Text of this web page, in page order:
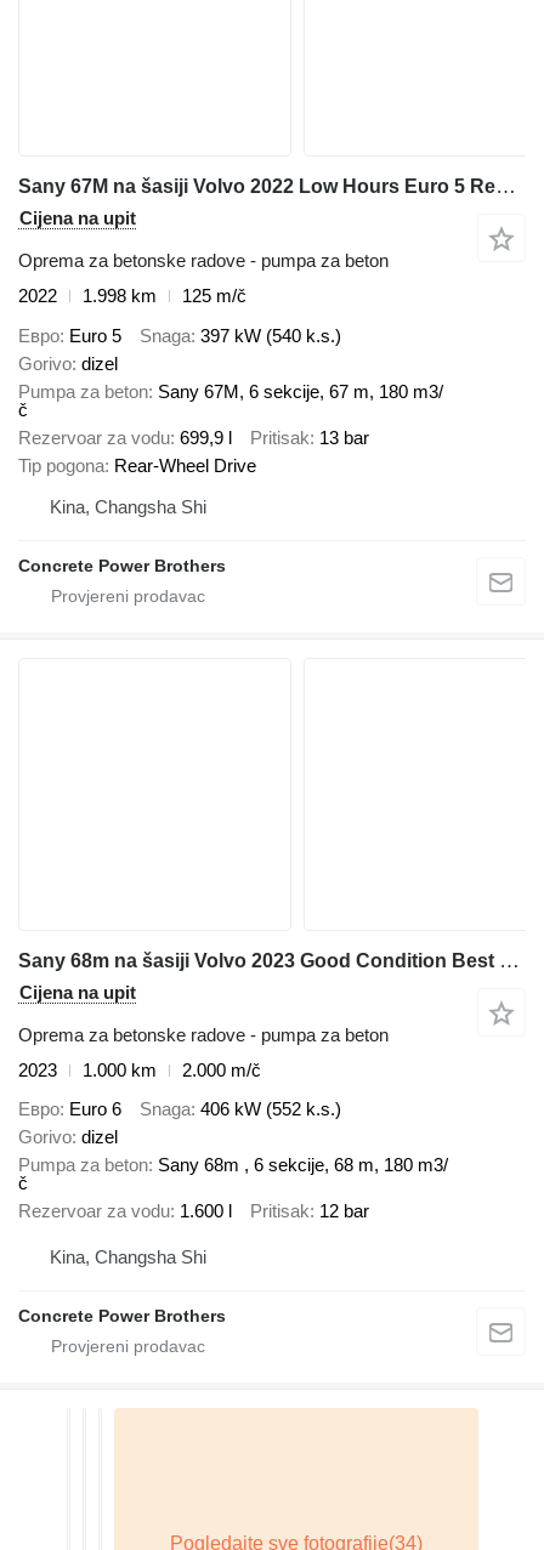
Sany 67M na šasiji Volvo 2022 Low Hours Euro 5 Ready Now
Cijena na upit
Oprema za betonske radove - pumpa za beton
2022
1.998 km
125 m/č
Евро Euro 5 Snaga 397 kW (540 k.s.)
Gorivo dizel
Pumpa za beton Sany 67M, 6 sekcije, 67 m, 180 m3/
č
Rezervoar za vodu 699,9 l Pritisak 13 bar
Tip pogona Rear-Wheel Drive
Kina, Changsha Shi
Concrete Power Brothers
Sany 68m na šasiji Volvo 2023 Good Condition Best Price
Cijena na upit
Oprema za betonske radove - pumpa za beton
2023
1.000 km
2.000 m/č
Евро Euro 6 Snaga 406 kW (552 k.s.)
Gorivo dizel
Pumpa za beton Sany 68m , 6 sekcije, 68 m, 180 m3/
č
Rezervoar za vodu 1.600 l Pritisak 12 bar
Kina, Changsha Shi
Concrete Power Brothers